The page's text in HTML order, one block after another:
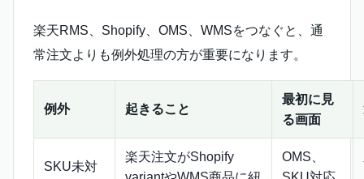
楽天RMS、Shopify、OMS、WMSをつなぐと、通
常注文よりも例外処理の方が重要になります。
例外 起きること
最初に見
る画面
SKU未対
楽天注文がShopify
OMS、